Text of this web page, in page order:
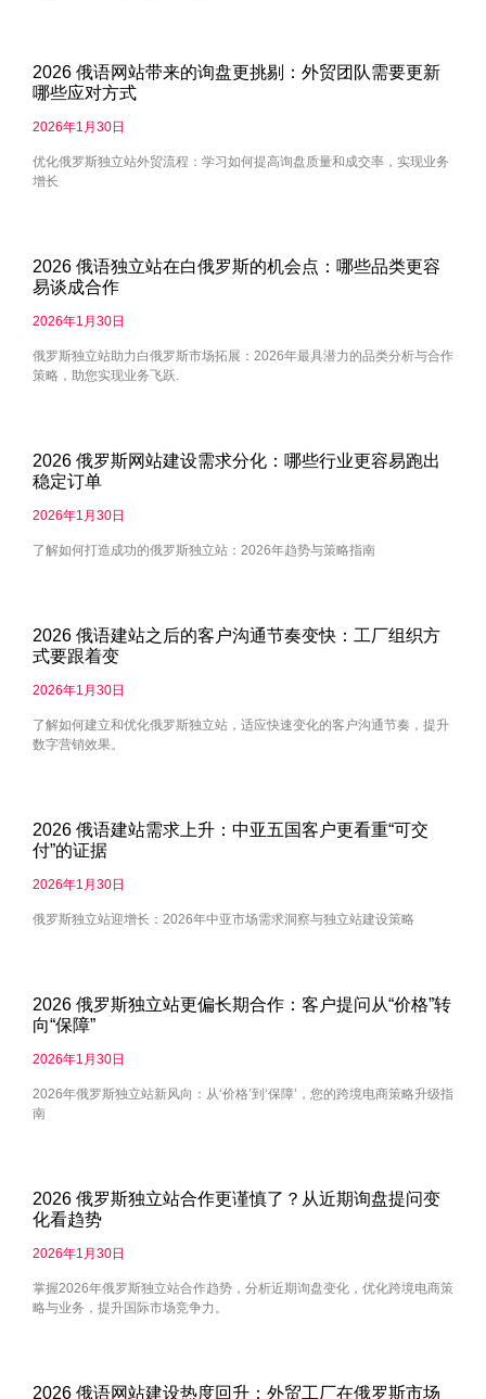
2026 俄语网站带来的询盘更挑剔：外贸团队需要更新
哪些应对方式
2026年1月30日
优化俄罗斯独立站外贸流程：学习如何提高询盘质量和成交率，实现业务
增长
2026 俄语独立站在白俄罗斯的机会点：哪些品类更容
易谈成合作
2026年1月30日
俄罗斯独立站助力白俄罗斯市场拓展：2026年最具潜力的品类分析与合作
策略，助您实现业务飞跃.
2026 俄罗斯网站建设需求分化：哪些行业更容易跑出
稳定订单
2026年1月30日
了解如何打造成功的俄罗斯独立站：2026年趋势与策略指南
2026 俄语建站之后的客户沟通节奏变快：工厂组织方
式要跟着变
2026年1月30日
了解如何建立和优化俄罗斯独立站，适应快速变化的客户沟通节奏，提升
数字营销效果。
2026 俄语建站需求上升：中亚五国客户更看重“可交
付”的证据
2026年1月30日
俄罗斯独立站迎增长：2026年中亚市场需求洞察与独立站建设策略
2026 俄罗斯独立站更偏长期合作：客户提问从“价格”转
向“保障”
2026年1月30日
2026年俄罗斯独立站新风向：从‘价格’到‘保障’，您的跨境电商策略升级指
南
2026 俄罗斯独立站合作更谨慎了？从近期询盘提问变
化看趋势
2026年1月30日
掌握2026年俄罗斯独立站合作趋势，分析近期询盘变化，优化跨境电商策
略与业务，提升国际市场竞争力。
2026 俄语网站建设热度回升：外贸工厂在俄罗斯市场